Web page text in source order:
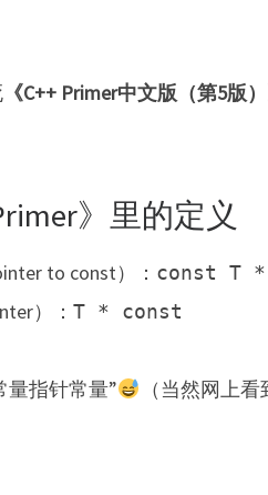
《C++ Primer中文版（第5版
》里的定义
to const）： const T *
）： T * const
量指针常量”
（当然网上